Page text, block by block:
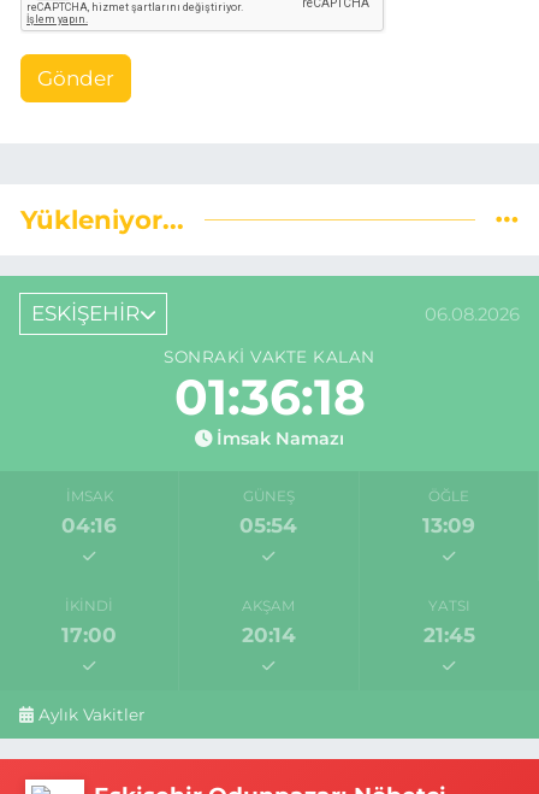
Gönder
Yükleniyor...
ESKİŞEHİR 06.08.2026
SONRAKI VAKTE KALAN
01:36:17
İmsak Namazı
İMSAK
04:16
GÜNEŞ
05:54
ÖĞLE
13:09
İKINDI
17:00
AKŞAM
20:14
YATSI
21:45
Aylık Vakitler